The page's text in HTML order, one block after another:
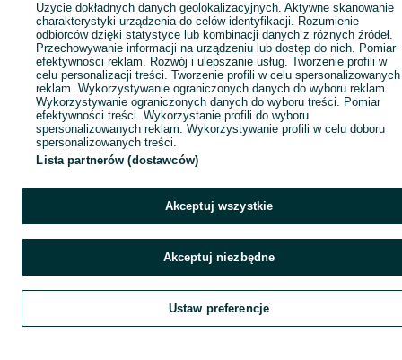
Szukaj Obserwujesz Dodaj Czat
Użycie dokładnych danych geolokalizacyjnych. Aktywne skanowanie
charakterystyki urządzenia do celów identyfikacji. Rozumienie
odbiorców dzięki statystyce lub kombinacji danych z różnych źródeł.
Przechowywanie informacji na urządzeniu lub dostęp do nich. Pomiar
efektywności reklam. Rozwój i ulepszanie usług. Tworzenie profili w
celu personalizacji treści. Tworzenie profili w celu spersonalizowanych
reklam. Wykorzystywanie ograniczonych danych do wyboru reklam.
Wykorzystywanie ograniczonych danych do wyboru treści. Pomiar
efektywności treści. Wykorzystanie profili do wyboru
spersonalizowanych reklam. Wykorzystywanie profili w celu doboru
spersonalizowanych treści.
Lista partnerów (dostawców)
Akceptuj wszystkie
Akceptuj niezbędne
Ustaw preferencje